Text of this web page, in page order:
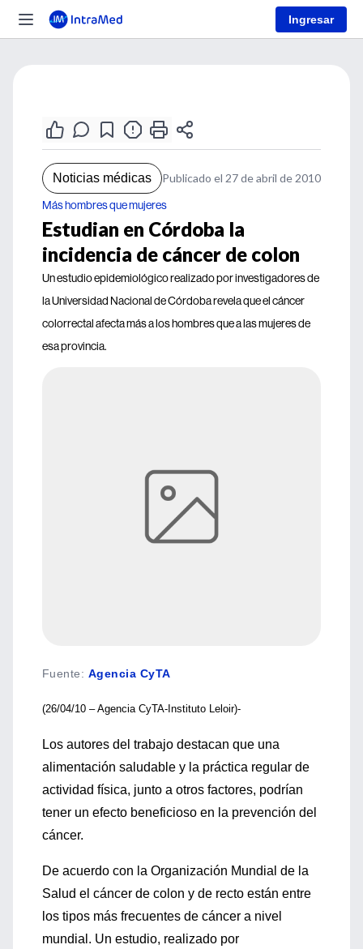
Ingresar
Noticias médicas Publicado el 27 de abril de 2010
Más hombres que mujeres
Estudian en Córdoba la
incidencia de cáncer de colon
Un estudio epidemiológico realizado por investigadores de
la Universidad Nacional de Córdoba revela que el cáncer
colorrectal afecta más a los hombres que a las mujeres de
esa provincia.
Fuente: Agencia CyTA
(26/04/10 – Agencia CyTA-Instituto Leloir)-
Los autores del trabajo destacan que una
alimentación saludable y la práctica regular de
actividad física, junto a otros factores, podrían
tener un efecto beneficioso en la prevención del
cáncer.
De acuerdo con la Organización Mundial de la
Salud el cáncer de colon y de recto están entre
los tipos más frecuentes de cáncer a nivel
mundial. Un estudio, realizado por